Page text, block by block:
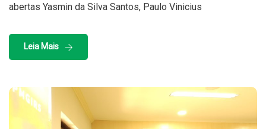
abertas Yasmin da Silva Santos, Paulo Vinicius
Leia Mais